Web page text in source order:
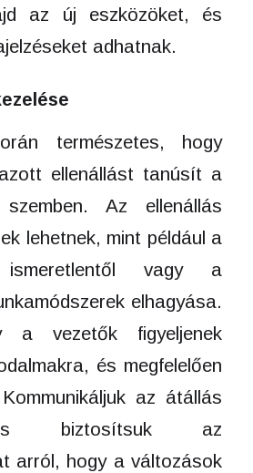
az új eszközöket, és
adhatnak.
természetes, hogy
ellenállást tanúsít a
szemben. Az ellenállás
lehetnek, mint például a
vagy a
elhagyása.
a vezetők figyeljenek
és megfelelően
az átállás
biztosítsuk az
arról, hogy a változások